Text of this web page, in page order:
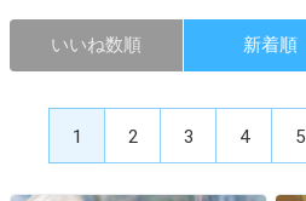
いいね数順 新着順
1 2 3 4 5